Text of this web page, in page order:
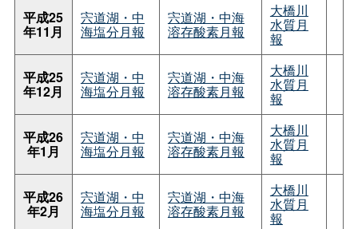
平成25
年11月
宍道湖・中
海塩分月報
宍道湖・中海
溶存酸素月報
大橋川
水質月
報
平成25
年12月
宍道湖・中
海塩分月報
宍道湖・中海
溶存酸素月報
大橋川
水質月
報
平成26
年1月
宍道湖・中
海塩分月報
宍道湖・中海
溶存酸素月報
大橋川
水質月
報
平成26
年2月
宍道湖・中
海塩分月報
宍道湖・中海
溶存酸素月報
大橋川
水質月
報